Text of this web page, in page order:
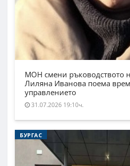
МОН смени ръководството
Лиляна Иванова поема
управлението
31.07.2026 19:10ч.
БУРГАС